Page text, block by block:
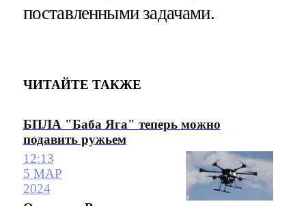
поставленными задачами.
ЧИТАЙТЕ ТАКЖЕ
БПЛА "Баба Яга" теперь можно
подавить ружьем
12:13
5 МАР
2024